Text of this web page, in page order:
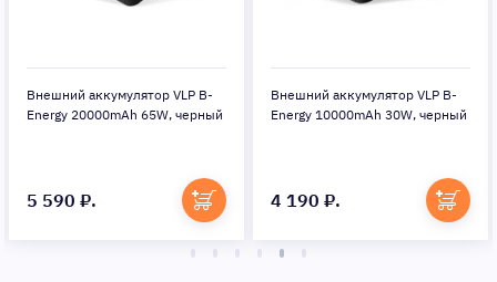
Внешний аккумулятор VLP B-
Energy 20000mAh 65W, черный
5 590 ₽.
Внешний аккумулятор VLP B-
Energy 10000mAh 30W, черный
4 190 ₽.